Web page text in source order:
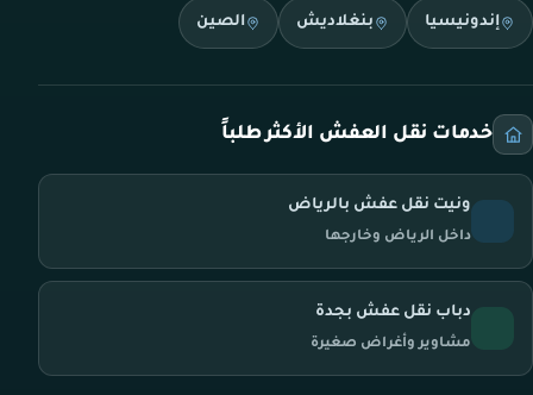
إندونيسيا بنغلاديش الصين
خدمات نقل العفش الأكثر طلباً
ونيت نقل عفش بالرياض
داخل الرياض وخارجها
دباب نقل عفش بجدة
مشاوير وأغراض صغيرة